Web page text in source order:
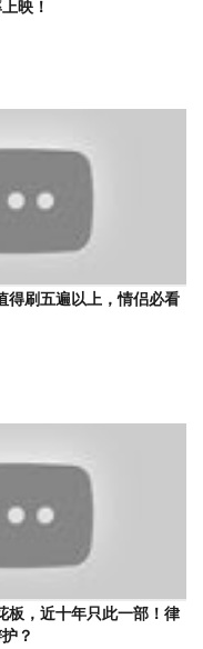
映！
得刷五遍以上，情侣必看
板，近十年只此一部！律
？